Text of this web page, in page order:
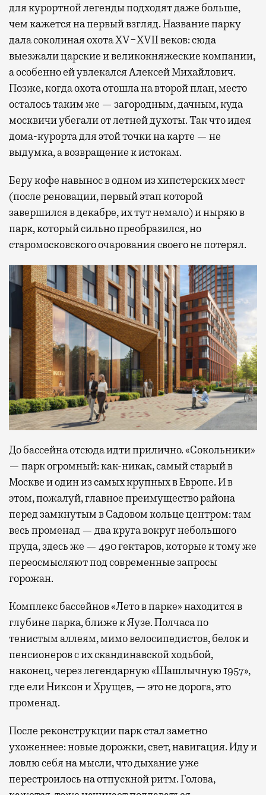
для курортной легенды подходят даже больше,
чем кажется на первый взгляд. Название парку
дала соколиная охота XV−XVII веков: сюда
выезжали царские и великокняжеские компании,
а особенно ей увлекался Алексей Михайлович.
Позже, когда охота отошла на второй план, место
осталось таким же — загородным, дачным, куда
москвичи убегали от летней духоты. Так что идея
дома-курорта для этой точки на карте — не
выдумка, а возвращение к истокам.
Беру кофе навынос в одном из хипстерских мест
(после реновации, первый этап которой
завершился в декабре, их тут немало) и ныряю в
парк, который сильно преобразился, но
старомосковского очарования своего не потерял.
До бассейна отсюда идти прилично. «Сокольники»
— парк огромный: как-никак, самый старый в
Москве и один из самых крупных в Европе. И в
этом, пожалуй, главное преимущество района
перед замкнутым в Садовом кольце центром: там
весь променад — два круга вокруг небольшого
пруда, здесь же — 490 гектаров, которые к тому же
переосмысляют под современные запросы
горожан.
Комплекс бассейнов «Лето в парке» находится в
глубине парка, ближе к Яузе. Полчаса по
тенистым аллеям, мимо велосипедистов, белок и
пенсионеров с их скандинавской ходьбой,
наконец, через легендарную «Шашлычную 1957»,
где ели Никсон и Хрущев, — это не дорога, это
променад.
После реконструкции парк стал заметно
ухоженнее: новые дорожки, свет, навигация. Иду и
ловлю себя на мысли, что дыхание уже
перестроилось на отпускной ритм. Голова,